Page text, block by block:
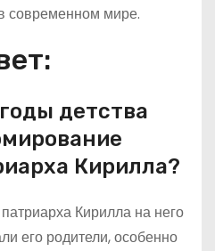
современном мире.
детства
Кирилла?
Кирилла на него
его родители, особенно